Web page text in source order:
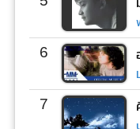
6
7